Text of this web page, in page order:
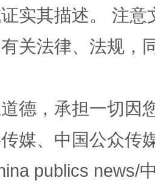
！等你上场
茂县开幕 规模
实其描述。 注
关法律、法规，
德，承担一切因
媒、中国公众传
publics news/